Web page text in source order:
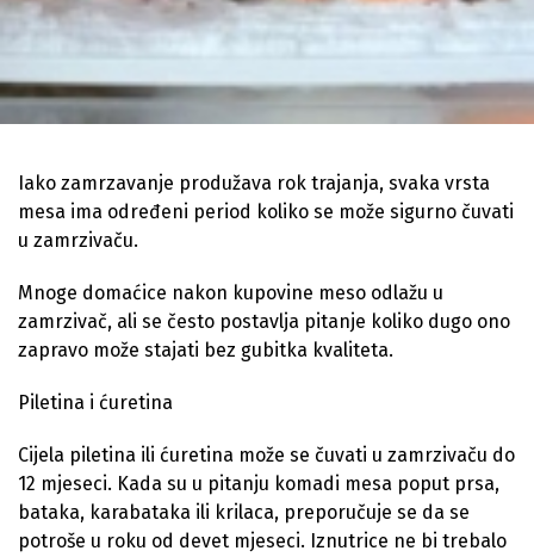
Iako zamrzavanje produžava rok trajanja, svaka vrsta
mesa ima određeni period koliko se može sigurno čuvati
u zamrzivaču.
Mnoge domaćice nakon kupovine meso odlažu u
zamrzivač, ali se često postavlja pitanje koliko dugo ono
zapravo može stajati bez gubitka kvaliteta.
Piletina i ćuretina
Cijela piletina ili ćuretina može se čuvati u zamrzivaču do
12 mjeseci. Kada su u pitanju komadi mesa poput prsa,
bataka, karabataka ili krilaca, preporučuje se da se
potroše u roku od devet mjeseci. Iznutrice ne bi trebalo